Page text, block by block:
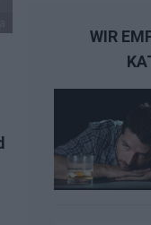
WIR